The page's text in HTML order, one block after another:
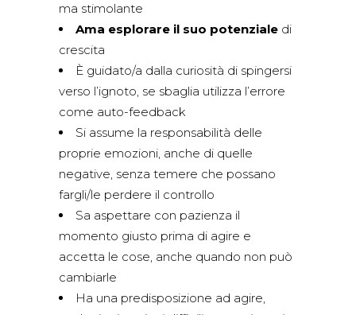
ma stimolante
Ama esplorare il suo potenziale di
crescita
È guidato/a dalla curiosità di spingersi
verso l’ignoto, se sbaglia utilizza l’errore
come auto-feedback
Si assume la responsabilità delle
proprie emozioni, anche di quelle
negative, senza temere che possano
fargli/le perdere il controllo
Sa aspettare con pazienza il
momento giusto prima di agire e
accetta le cose, anche quando non può
cambiarle
Ha una predisposizione ad agire,